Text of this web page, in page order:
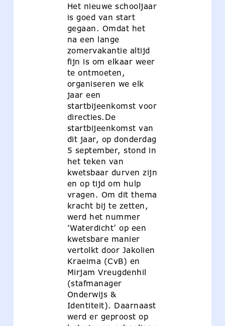
Het nieuwe schooljaar
is goed van start
gegaan. Omdat het
na een lange
zomervakantie altijd
fijn is om elkaar weer
te ontmoeten,
organiseren we elk
jaar een
startbijeenkomst voor
directies.De
startbijeenkomst van
dit jaar, op donderdag
5 september, stond in
het teken van
kwetsbaar durven zijn
en op tijd om hulp
vragen. Om dit thema
kracht bij te zetten,
werd het nummer
‘Waterdicht’ op een
kwetsbare manier
vertolkt door Jakolien
Kraeima (CvB) en
Mirjam Vreugdenhil
(stafmanager
Onderwijs &
Identiteit). Daarnaast
werd er geproost op